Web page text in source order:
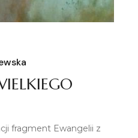
fragment Ewangelii z